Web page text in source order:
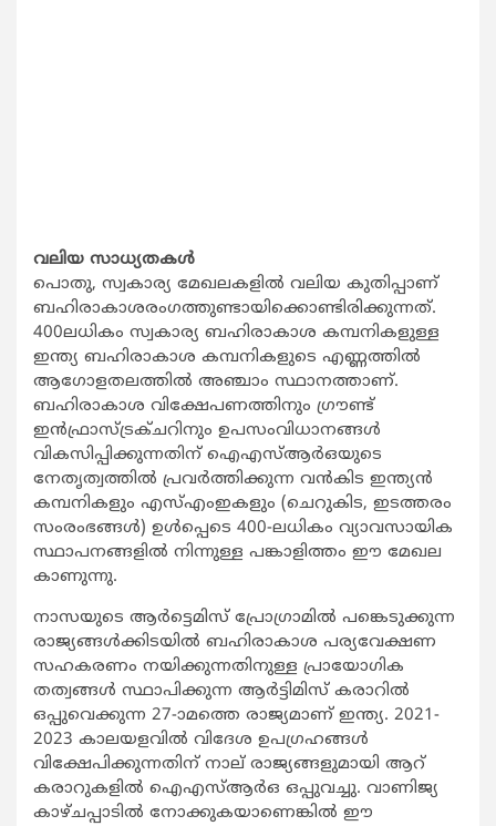
വലിയ സാധ്യതകള്‍
പൊതു, സ്വകാര്യ മേഖലകളില്‍ വലിയ കുതിപ്പാണ്
ബഹിരാകാശരംഗത്തുണ്ടായിക്കൊണ്ടിരിക്കുന്നത്.
400ലധികം സ്വകാര്യ ബഹിരാകാശ കമ്പനികളുള്ള
ഇന്ത്യ ബഹിരാകാശ കമ്പനികളുടെ എണ്ണത്തില്‍
ആഗോളതലത്തില്‍ അഞ്ചാം സ്ഥാനത്താണ്.
ബഹിരാകാശ വിക്ഷേപണത്തിനും ഗ്രൗണ്ട്
ഇന്‍ഫ്രാസ്ട്രക്ചറിനും ഉപസംവിധാനങ്ങള്‍
വികസിപ്പിക്കുന്നതിന് ഐഎസ്ആര്‍ഒയുടെ
നേതൃത്വത്തില്‍ പ്രവര്‍ത്തിക്കുന്ന വന്‍കിട ഇന്ത്യന്‍
കമ്പനികളും എസ്എംഇകളും (ചെറുകിട, ഇടത്തരം
സംരംഭങ്ങള്‍) ഉള്‍പ്പെടെ 400-ലധികം വ്യാവസായിക
സ്ഥാപനങ്ങളില്‍ നിന്നുള്ള പങ്കാളിത്തം ഈ മേഖല
കാണുന്നു.
നാസയുടെ ആര്‍ട്ടെമിസ് പ്രോഗ്രാമില്‍ പങ്കെടുക്കുന്ന
രാജ്യങ്ങള്‍ക്കിടയില്‍ ബഹിരാകാശ പര്യവേക്ഷണ
സഹകരണം നയിക്കുന്നതിനുള്ള പ്രായോഗിക
തത്വങ്ങള്‍ സ്ഥാപിക്കുന്ന ആര്‍ട്ടിമിസ് കരാറില്‍
ഒപ്പുവെക്കുന്ന 27-ാമത്തെ രാജ്യമാണ് ഇന്ത്യ. 2021-
2023 കാലയളവില്‍ വിദേശ ഉപഗ്രഹങ്ങള്‍
വിക്ഷേപിക്കുന്നതിന് നാല് രാജ്യങ്ങളുമായി ആറ്
കരാറുകളില്‍ ഐഎസ്ആര്‍ഒ ഒപ്പുവച്ചു. വാണിജ്യ
കാഴ്ചപ്പാടില്‍ നോക്കുകയാണെങ്കില്‍ ഈ